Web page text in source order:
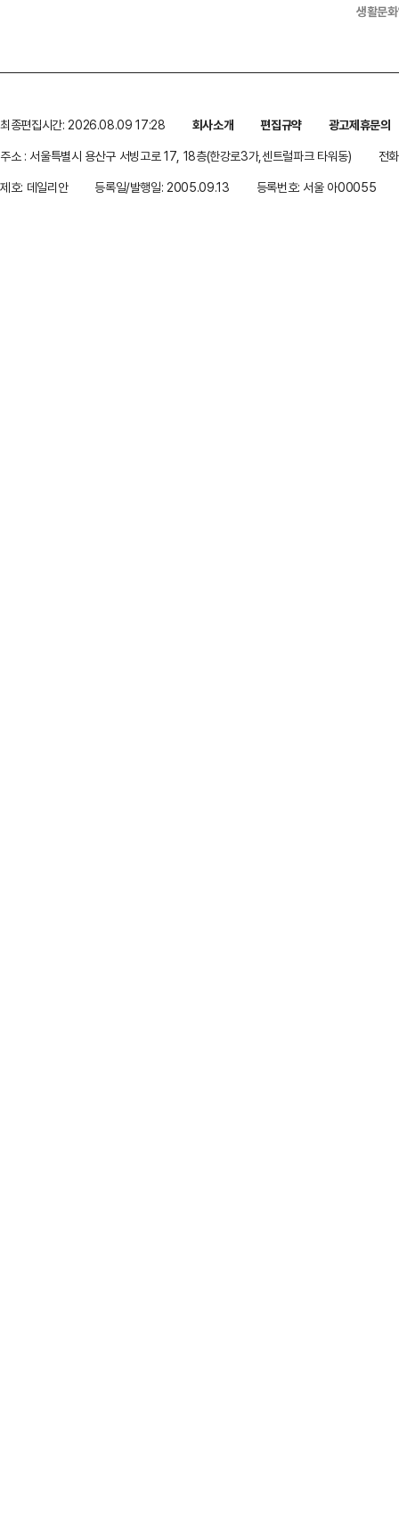
생활문
최종편집시간: 2026.08.09 17:28 회사소개 편집규약
광고제휴문의
주소 : 서울특별시 용산구 서빙고로 17, 18층(한강로3가,센트럴파크 타워동)
전
제호: 데일리안
등록일/발행일: 2005.09.13 등록번호: 서울 아00055